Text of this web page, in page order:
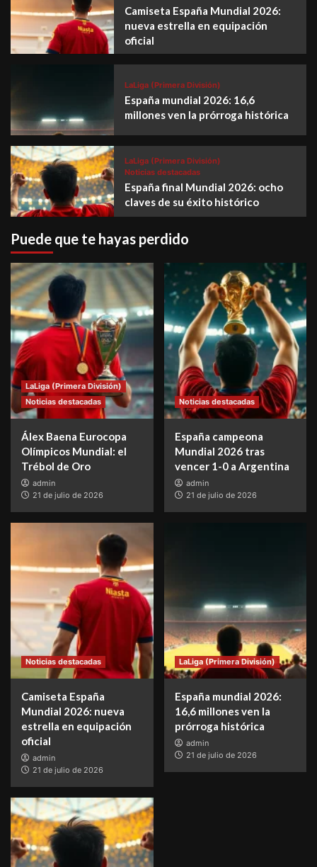
Camiseta España Mundial 2026:
nueva estrella en equipación
oficial
LaLiga (Primera División)
España mundial 2026: 16,6
millones ven la prórroga histórica
LaLiga (Primera División)
Noticias destacadas
España final Mundial 2026: ocho
claves de su éxito histórico
Puede que te hayas perdido
LaLiga (Primera División)
Noticias destacadas
Álex Baena Eurocopa
Olímpicos Mundial: el
Trébol de Oro
admin
21 de julio de 2026
Noticias destacadas
España campeona
Mundial 2026 tras
vencer 1-0 a Argentina
admin
21 de julio de 2026
Noticias destacadas
Camiseta España
Mundial 2026: nueva
estrella en equipación
oficial
admin
21 de julio de 2026
LaLiga (Primera División)
España mundial 2026:
16,6 millones ven la
prórroga histórica
admin
21 de julio de 2026